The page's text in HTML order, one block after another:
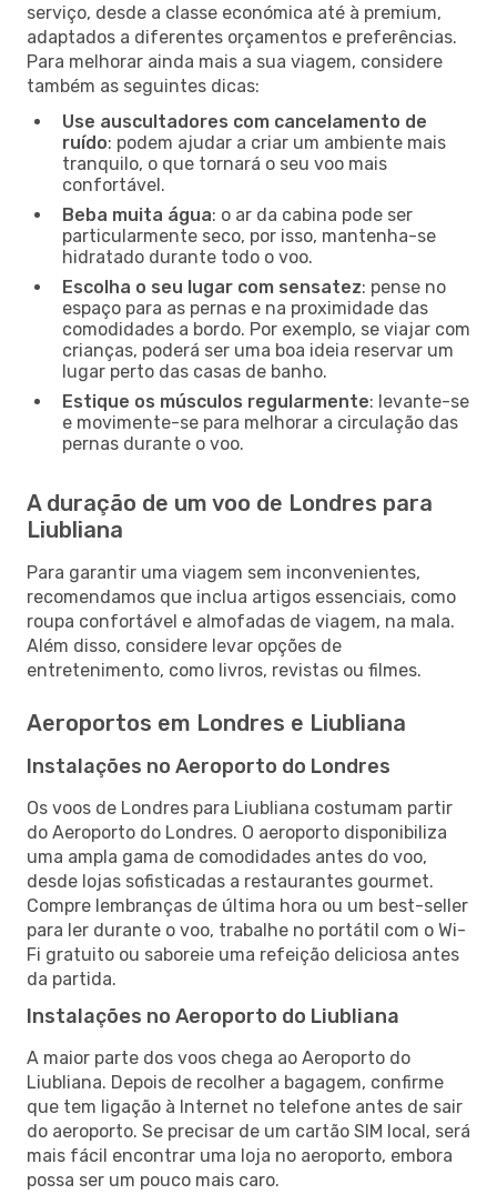
serviço, desde a classe económica até à premium,
adaptados a diferentes orçamentos e preferências.
Para melhorar ainda mais a sua viagem, considere
também as seguintes dicas:
Use auscultadores com cancelamento de
ruído: podem ajudar a criar um ambiente mais
tranquilo, o que tornará o seu voo mais
confortável.
Beba muita água: o ar da cabina pode ser
particularmente seco, por isso, mantenha-se
hidratado durante todo o voo.
Escolha o seu lugar com sensatez: pense no
espaço para as pernas e na proximidade das
comodidades a bordo. Por exemplo, se viajar com
crianças, poderá ser uma boa ideia reservar um
lugar perto das casas de banho.
Estique os músculos regularmente: levante-se
e movimente-se para melhorar a circulação das
pernas durante o voo.
A duração de um voo de Londres para
Liubliana
Para garantir uma viagem sem inconvenientes,
recomendamos que inclua artigos essenciais, como
roupa confortável e almofadas de viagem, na mala.
Além disso, considere levar opções de
entretenimento, como livros, revistas ou filmes.
Aeroportos em Londres e Liubliana
Instalações no Aeroporto do Londres
Os voos de Londres para Liubliana costumam partir
do Aeroporto do Londres. O aeroporto disponibiliza
uma ampla gama de comodidades antes do voo,
desde lojas sofisticadas a restaurantes gourmet.
Compre lembranças de última hora ou um best-seller
para ler durante o voo, trabalhe no portátil com o Wi-
Fi gratuito ou saboreie uma refeição deliciosa antes
da partida.
Instalações no Aeroporto do Liubliana
A maior parte dos voos chega ao Aeroporto do
Liubliana. Depois de recolher a bagagem, confirme
que tem ligação à Internet no telefone antes de sair
do aeroporto. Se precisar de um cartão SIM local, será
mais fácil encontrar uma loja no aeroporto, embora
possa ser um pouco mais caro.